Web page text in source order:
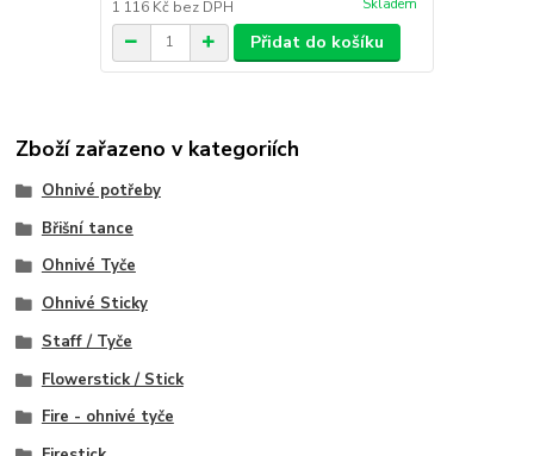
1 116 Kč bez DPH Skladem
Přidat do košíku
Zboží zařazeno v kategoriích
Ohnivé potřeby
Břišní tance
Ohnivé Tyče
Ohnivé Sticky
Staff / Tyče
Flowerstick / Stick
Fire - ohnivé tyče